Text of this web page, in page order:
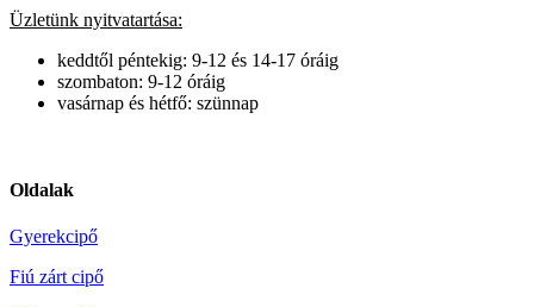
Üzletünk nyitvatartása:
keddtől péntekig: 9-12 és 14-17 óráig
szombaton: 9-12 óráig
vasárnap és hétfő: szünnap
Oldalak
Gyerekcipő
Fiú zárt cipő